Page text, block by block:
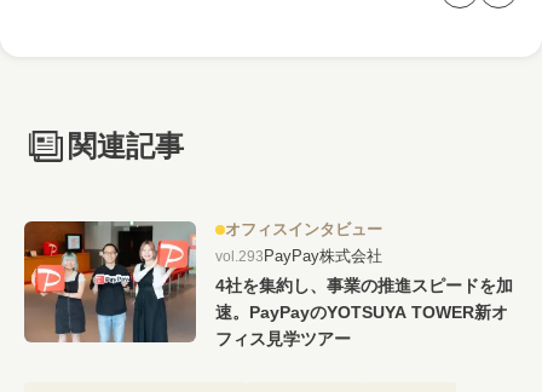
関連記事
オフィスインタビュー
vol.293 PayPay株式会社
4社を集約し、事業の推進スピードを加
速。PayPayのYOTSUYA TOWER新オ
フィス見学ツアー